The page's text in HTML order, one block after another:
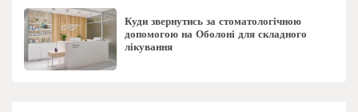
Куди звернутись за стоматологічною
допомогою на Оболоні для складного
лікування